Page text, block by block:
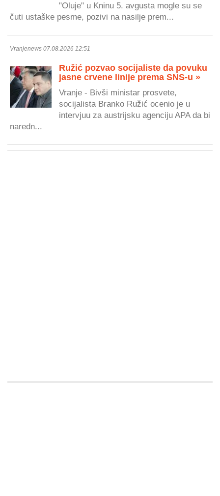
"Oluje" u Kninu 5. avgusta mogle su se
čuti ustaške pesme, pozivi na nasilje prem...
Vranjenews 07.08.2026 12:51
Ružić pozvao socijaliste da povuku
jasne crvene linije prema SNS-u »
Vranje - Bivši ministar prosvete,
socijalista Branko Ružić ocenio je u
intervjuu za austrijsku agenciju APA da bi
naredn...